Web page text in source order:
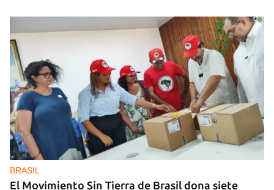
BRASIL
El Movimiento Sin Tierra de Brasil dona siete